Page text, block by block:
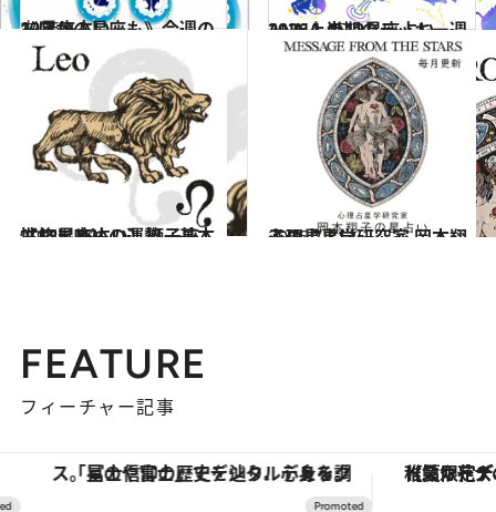
2026.8.2
《ほかの星座も》今週の12星座占い
占い 2026.1.15
ANNA.の12星座占い 2026上半期のラッキー週
2021.12.1
【12星座占い】獅子座（しし座）の運勢、基本性格まとめ
占い 2026.7.31
心理占星学研究家 岡本翔子の星占い
占い
FEATURE
フィーチャー記事
「星のや富士」でデジタルデトックス。冨士信仰の歴史を辿り、心身を調える。 【夏限定ディナーコース】旬を